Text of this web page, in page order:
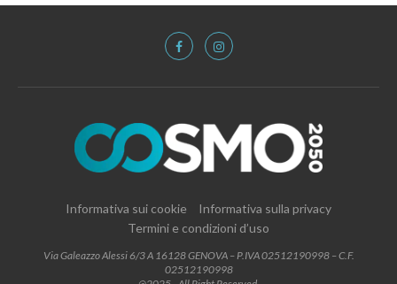
Informativa sui cookie
Informativa sulla privacy
Termini e condizioni d’uso
Via Galeazzo Alessi 6/3 A 16128 GENOVA – P.IVA 02512190998 – C.F.
02512190998